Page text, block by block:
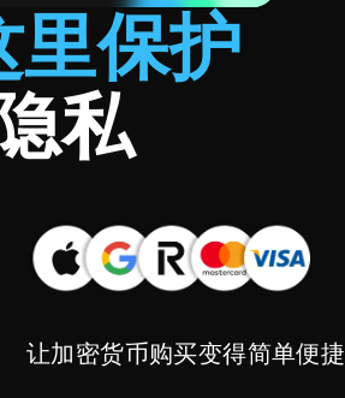
里保护
私
让加密货币购买变得简单便捷